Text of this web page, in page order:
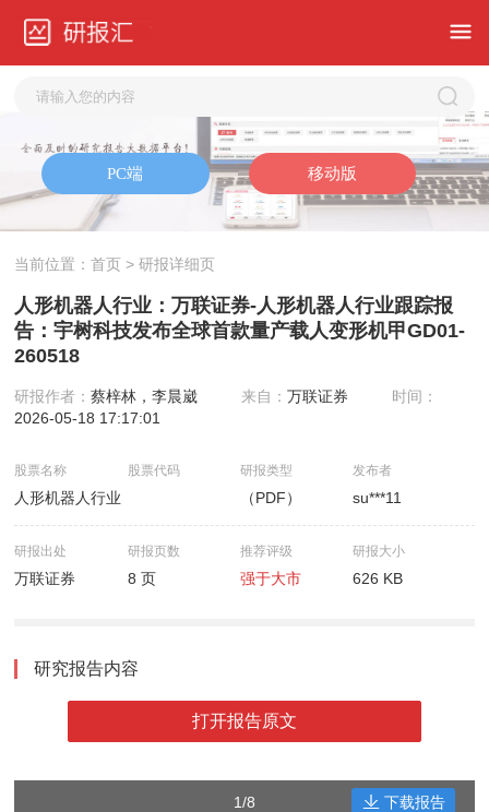
当前位置：首页 > 研报详细页
人形机器人行业：万联证券-人形机器人行业跟踪报
告：宇树科技发布全球首款量产载人变形机甲GD01-
260518
研报作者：蔡梓林，李晨崴 来自：万联证券
时间：
2026-05-18 17:17:01
股票名称
人形机器人行业
股票代码 研报类型
（PDF）
发布者
su***11
研报出处
万联证券
研报页数
8 页
推荐评级
强于大市
研报大小
626 KB
研究报告内容
打开报告原文
1/8 下载报告